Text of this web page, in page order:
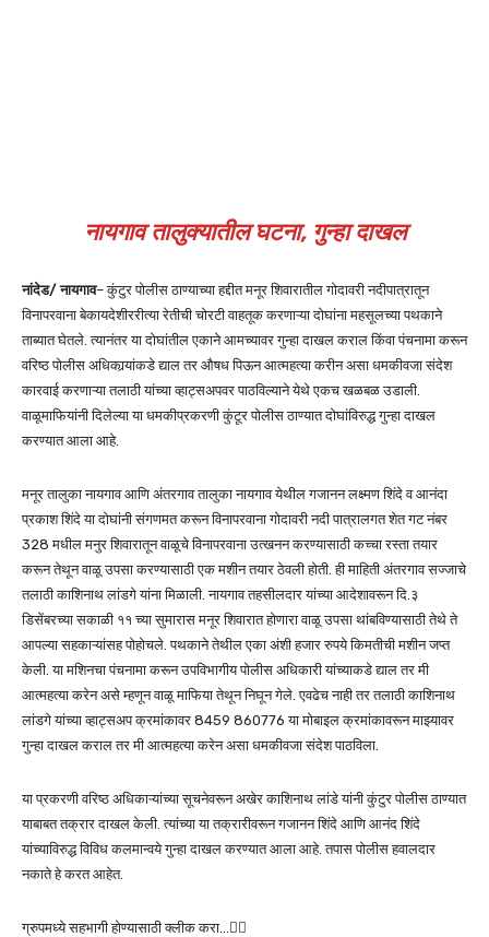
नायगाव तालुक्यातील घटना, गुन्हा दाखल
नांदेड/ नायगाव– कुंटुर पोलीस ठाण्याच्या हद्दीत मनूर शिवारातील गोदावरी नदीपात्रातून
विनापरवाना बेकायदेशीररीत्या रेतीची चोरटी वाहतूक करणाऱ्या दोघांना महसूलच्या पथकाने
ताब्यात घेतले. त्यानंतर या दोघांतील एकाने आमच्यावर गुन्हा दाखल कराल किंवा पंचनामा करून
वरिष्ठ पोलीस अधिकार्‍यांकडे द्याल तर औषध पिऊन आत्महत्या करीन असा धमकीवजा संदेश
कारवाई करणाऱ्या तलाठी यांच्या व्हाट्सअपवर पाठविल्याने येथे एकच खळबळ उडाली.
वाळूमाफियांनी दिलेल्या या धमकीप्रकरणी कुंटूर पोलीस ठाण्यात दोघांविरुद्ध गुन्हा दाखल
करण्यात आला आहे.
मनूर तालुका नायगाव आणि अंतरगाव तालुका नायगाव येथील गजानन लक्ष्‍मण शिंदे व आनंदा
प्रकाश शिंदे या दोघांनी संगणमत करून विनापरवाना गोदावरी नदी पात्रालगत शेत गट नंबर
328 मधील मनुर शिवारातून वाळूचे विनापरवाना उत्खनन करण्यासाठी कच्चा रस्ता तयार
करून तेथून वाळू उपसा करण्यासाठी एक मशीन तयार ठेवली होती. ही माहिती अंतरगाव सज्जाचे
तलाठी काशिनाथ लांडगे यांना मिळाली. नायगाव तहसीलदार यांच्या आदेशावरून दि.३
डिसेंबरच्या सकाळी ११ च्या सुमारास मनूर शिवारात होणारा वाळू उपसा थांबविण्यासाठी तेथे ते
आपल्या सहकाऱ्यांसह पोहोचले. पथकाने तेथील एका अंशी हजार रुपये किमतीची मशीन जप्त
केली. या मशिनचा पंचनामा करून उपविभागीय पोलीस अधिकारी यांच्याकडे द्याल तर मी
आत्महत्या करेन असे म्हणून वाळू माफिया तेथून निघून गेले. एवढेच नाही तर तलाठी काशिनाथ
लांडगे यांच्या व्हाट्सअप क्रमांकावर 8459 860776 या मोबाइल क्रमांकावरून माझ्यावर
गुन्हा दाखल कराल तर मी आत्महत्या करेन असा धमकीवजा संदेश पाठविला.
या प्रकरणी वरिष्ठ अधिकाऱ्यांच्या सूचनेवरून अखेर काशिनाथ लांडे यांनी कुंटुर पोलीस ठाण्यात
याबाबत तक्रार दाखल केली. त्यांच्या या तक्रारीवरून गजानन शिंदे आणि आनंद शिंदे
यांच्याविरुद्ध विविध कलमान्वये गुन्हा दाखल करण्यात आला आहे. तपास पोलीस हवालदार
नकाते हे करत आहेत.
ग्रुपमध्ये सहभागी होण्यासाठी क्लीक करा…👆🏻